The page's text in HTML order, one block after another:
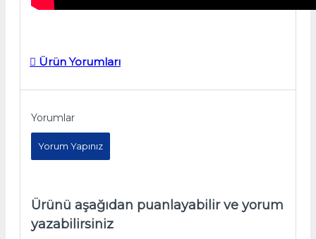
Ürün Yorumları
Yorumlar
Yorum Yapınız
Ürünü aşağıdan puanlayabilir ve yorum
yazabilirsiniz